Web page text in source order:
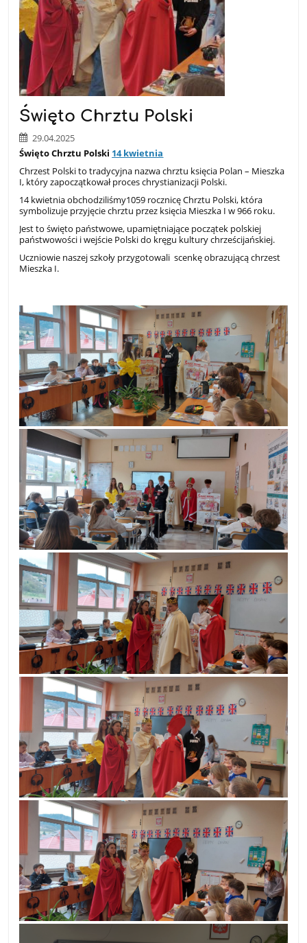
Święto Chrztu Polski
29.04.2025
Święto Chrztu Polski 14 kwietnia
Chrzest Polski to tradycyjna nazwa chrztu księcia Polan – Mieszka
I, który zapoczątkował proces chrystianizacji Polski.
14 kwietnia obchodziliśmy1059 rocznicę Chrztu Polski, która
symbolizuje przyjęcie chrztu przez księcia Mieszka I w 966 roku.
Jest to święto państwowe, upamiętniające początek polskiej
państwowości i wejście Polski do kręgu kultury chrześcijańskiej.
Uczniowie naszej szkoły przygotowali scenkę obrazującą chrzest
Mieszka I.